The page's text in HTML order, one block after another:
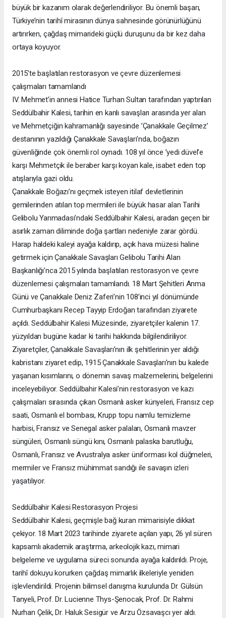
büyük bir kazanım olarak değerlendiriliyor. Bu önemli başarı,
Türkiye’nin tarihî mirasının dünya sahnesinde görünürlüğünü
artırırken, çağdaş mimarideki güçlü duruşunu da bir kez daha
ortaya koyuyor.
2015’te başlatılan restorasyon ve çevre düzenlemesi
çalışmaları tamamlandı
IV. Mehmet’in annesi Hatice Turhan Sultan tarafından yaptırılan
Seddülbahir Kalesi, tarihin en kanlı savaşları arasında yer alan
ve Mehmetçiğin kahramanlığı sayesinde ’Çanakkale Geçilmez’
destanının yazıldığı Çanakkale Savaşları’nda, boğazın
güvenliğinde çok önemli rol oynadı. 108 yıl önce ’yedi düvel’e
karşı Mehmetçik ile beraber karşı koyan kale, isabet eden top
atışlarıyla gazi oldu.
Çanakkale Boğazı’nı geçmek isteyen itilaf devletlerinin
gemilerinden atılan top mermileri ile büyük hasar alan Tarihi
Gelibolu Yarımadası’ndaki Seddülbahir Kalesi, aradan geçen bir
asırlık zaman diliminde doğa şartları nedeniyle zarar gördü.
Harap haldeki kaleyi ayağa kaldırıp, açık hava müzesi haline
getirmek için Çanakkale Savaşları Gelibolu Tarihi Alan
Başkanlığı’nca 2015 yılında başlatılan restorasyon ve çevre
düzenlemesi çalışmaları tamamlandı. 18 Mart Şehitleri Anma
Günü ve Çanakkale Deniz Zaferi’nin 108’inci yıl dönümünde
Cumhurbaşkanı Recep Tayyip Erdoğan tarafından ziyarete
açıldı. Seddülbahir Kalesi Müzesinde, ziyaretçiler kalenin 17.
yüzyıldan bugüne kadar ki tarihi hakkında bilgilendiriliyor.
Ziyaretçiler, Çanakkale Savaşları’nın ilk şehitlerinin yer aldığı
kabristanı ziyaret edip, 1915 Çanakkale Savaşları’nın bu kalede
yaşanan kısımlarını, o dönemin savaş malzemelerini, belgelerini
inceleyebiliyor. Seddülbahir Kalesi’nin restorasyon ve kazı
çalışmaları sırasında çıkan Osmanlı asker künyeleri, Fransız cep
saati, Osmanlı el bombası, Krupp topu namlu temizleme
harbisi, Fransız ve Senegal asker palaları, Osmanlı mavzer
süngüleri, Osmanlı süngü kını, Osmanlı palaska barutluğu,
Osmanlı, Fransız ve Avustralya asker üniforması kol düğmeleri,
mermiler ve Fransız mühimmat sandığı ile savaşın izleri
yaşatılıyor.
Seddülbahir Kalesi Restorasyon Projesi
Seddülbahir Kalesi, geçmişle bağ kuran mimarisiyle dikkat
çekiyor. 18 Mart 2023 tarihinde ziyarete açılan yapı, 26 yıl süren
kapsamlı akademik araştırma, arkeolojik kazı, mimari
belgeleme ve uygulama süreci sonunda ayağa kaldırıldı. Proje,
tarihî dokuyu korurken çağdaş mimarlık ilkeleriyle yeniden
işlevlendirildi. Projenin bilimsel danışma kurulunda Dr. Gülsün
Tanyeli, Prof. Dr. Lucienne Thys-Şenocak, Prof. Dr. Rahmi
Nurhan Çelik, Dr. Haluk Sesigür ve Arzu Özsavaşcı yer aldı.